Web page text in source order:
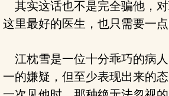
其实这话也不是完全骗他，
这里最好的医生，也只需要一点
江枕雪是一位十分乖巧的病
一的嫌疑，但至少表现出来的